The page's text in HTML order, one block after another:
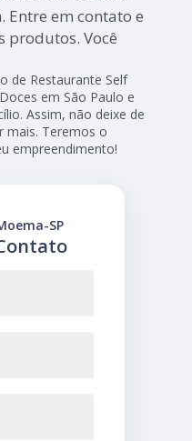
Entre em contato e
produtos. Você
de Restaurante Self
em São Paulo e
Assim, não deixe de
mais. Teremos o
empreendimento!
SP